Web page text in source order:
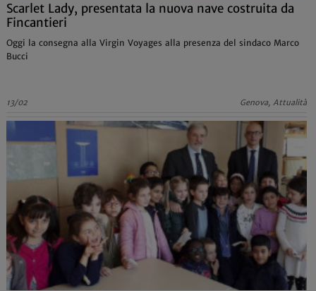
Scarlet Lady, presentata la nuova nave costruita da
Fincantieri
Oggi la consegna alla Virgin Voyages alla presenza del sindaco Marco
Bucci
13/02 Genova, Attualità